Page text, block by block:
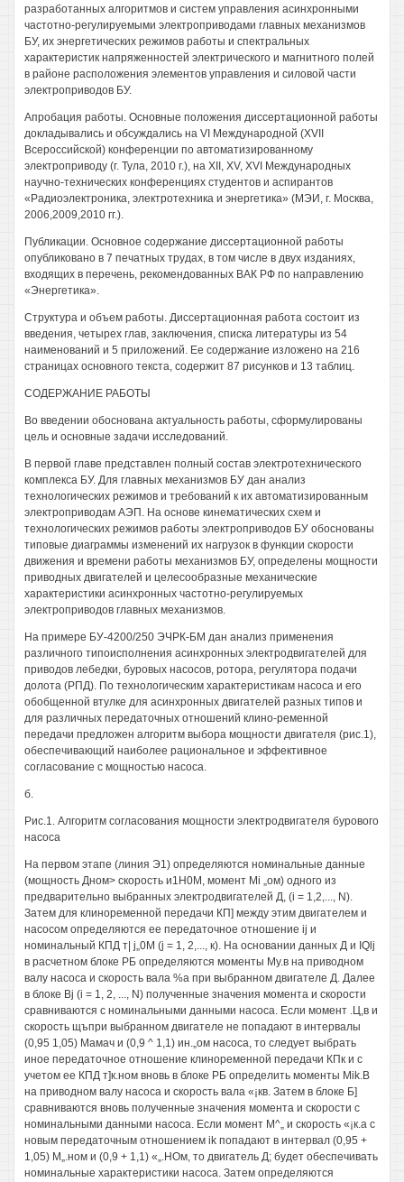
разработанных алгоритмов и систем управления асинхронными
частотно-регулируемыми электроприводами главных механизмов
БУ, их энергетических режимов работы и спектральных
характеристик напряженностей электрического и магнитного полей
в районе расположения элементов управления и силовой части
электроприводов БУ.
Апробация работы. Основные положения диссертационной работы
докладывались и обсуждались на VI Международной (XVII
Всероссийской) конференции по автоматизированному
электроприводу (г. Тула, 2010 г.), на XII, XV, XVI Международных
научно-технических конференциях студентов и аспирантов
«Радиоэлектроника, электротехника и энергетика» (МЭИ, г. Москва,
2006,2009,2010 гг.).
Публикации. Основное содержание диссертационной работы
опубликовано в 7 печатных трудах, в том числе в двух изданиях,
входящих в перечень, рекомендованных ВАК РФ по направлению
«Энергетика».
Структура и объем работы. Диссертационная работа состоит из
введения, четырех глав, заключения, списка литературы из 54
наименований и 5 приложений. Ее содержание изложено на 216
страницах основного текста, содержит 87 рисунков и 13 таблиц.
СОДЕРЖАНИЕ РАБОТЫ
Во введении обоснована актуальность работы, сформулированы
цель и основные задачи исследований.
В первой главе представлен полный состав электротехнического
комплекса БУ. Для главных механизмов БУ дан анализ
технологических режимов и требований к их автоматизированным
электроприводам АЭП. На основе кинематических схем и
технологических режимов работы электроприводов БУ обоснованы
типовые диаграммы изменений их нагрузок в функции скорости
движения и времени работы механизмов БУ, определены мощности
приводных двигателей и целесообразные механические
характеристики асинхронных частотно-регулируемых
электроприводов главных механизмов.
На примере БУ-4200/250 ЭЧРК-БМ дан анализ применения
различного типоисполнения асинхронных электродвигателей для
приводов лебедки, буровых насосов, ротора, регулятора подачи
долота (РПД). По технологическим характеристикам насоса и его
обобщенной втулке для асинхронных двигателей разных типов и
для различных передаточных отношений клино-ременной
передачи предложен алгоритм выбора мощности двигателя (рис.1),
обеспечивающий наиболее рациональное и эффективное
согласование с мощностью насоса.
б.
Рис.1. Алгоритм согласования мощности электродвигателя бурового
насоса
На первом этапе (линия Э1) определяются номинальные данные
(мощность Дном> скорость и1Н0М, момент Mi „ом) одного из
предварительно выбранных электродвигателей Д, (i = 1,2,..., N).
Затем для клиноременной передачи КП] между этим двигателем и
насосом определяются ее передаточное отношение ij и
номинальный КПД т| j„0M (j = 1, 2,..., к). На основании данных Д и IQlj
в расчетном блоке РБ определяются моменты Му.в на приводном
валу насоса и скорость вала %а при выбранном двигателе Д. Далее
в блоке Bj (i = 1, 2, ..., N) полученные значения момента и скорости
сравниваются с номинальными данными насоса. Если момент .Ц,в и
скорость щъпри выбранном двигателе не попадают в интервалы
(0,95 1,05) Мамач и (0,9 ^ 1,1) ин.„ом насоса, то следует выбрать
иное передаточное отношение клиноременной передачи КПк и с
учетом ее КПД т]к.ном вновь в блоке РБ определить моменты Mik.B
на приводном валу насоса и скорость вала «¡кв. Затем в блоке Б]
сравниваются вновь полученные значения момента и скорости с
номинальными данными насоса. Если момент М^„ и скорость «¡к.а с
новым передаточным отношением ik попадают в интервал (0,95 +
1,05) М„.ном и (0,9 + 1,1) «„.НОм, то двигатель Д; будет обеспечивать
номинальные характеристики насоса. Затем определяются